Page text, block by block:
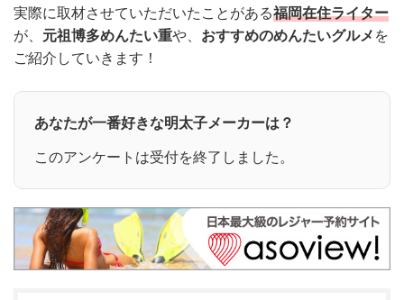
実際に取材させていただいたことがある福岡在住ライター
が、 元祖博多めんたい重や、 おすすめのめんたいグルメ を
ご紹介していきます！
あなたが一番好きな明太子メーカーは？
このアンケートは受付を終了しました。